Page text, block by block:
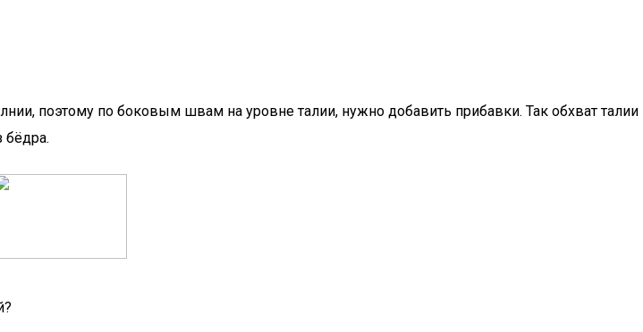
поэтому по боковым швам на уровне талии, нужно добавить прибавки. Так обхват талии